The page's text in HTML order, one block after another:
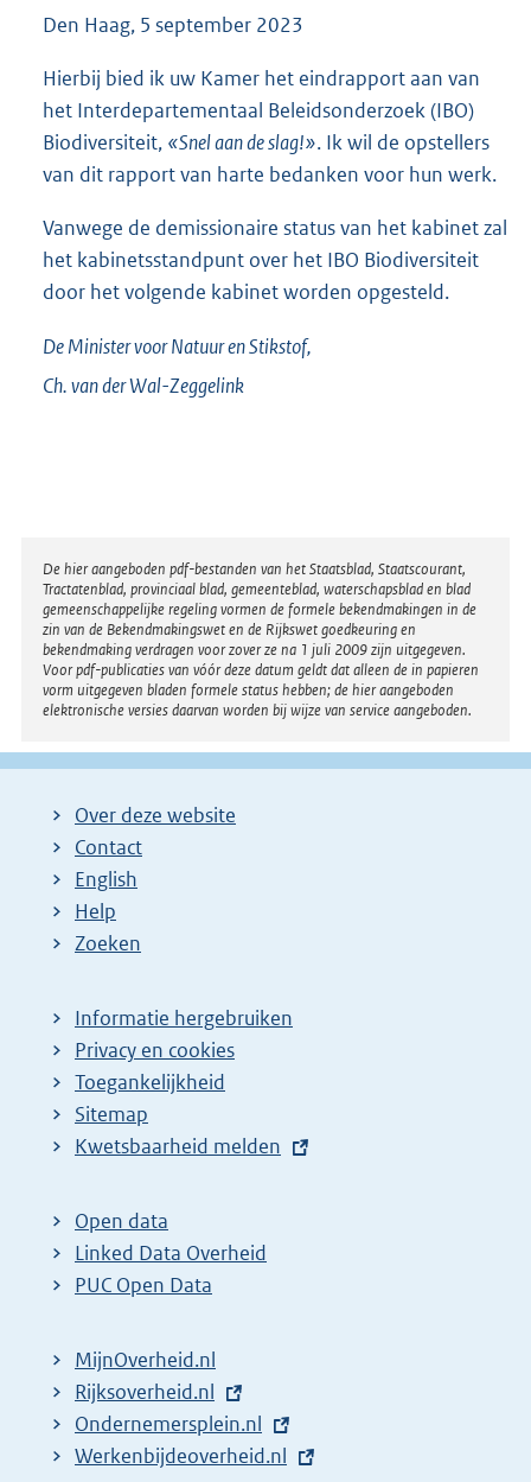
Den Haag, 5 september 2023
Hierbij bied ik uw Kamer het eindrapport aan van
het Interdepartementaal Beleidsonderzoek (IBO)
Biodiversiteit, «Snel aan de slag!». Ik wil de opstellers
van dit rapport van harte bedanken voor hun werk.
Vanwege de demissionaire status van het kabinet zal
het kabinetsstandpunt over het IBO Biodiversiteit
door het volgende kabinet worden opgesteld.
De Minister voor Natuur en Stikstof,
Ch. van derWal-Zeggelink
Disclaimer
De hier aangeboden pdf-bestanden van het Staatsblad, Staatscourant,
Tractatenblad, provinciaal blad, gemeenteblad, waterschapsblad en blad
gemeenschappelijke regeling vormen de formele bekendmakingen in de
zin van de Bekendmakingswet en de Rijkswet goedkeuring en
bekendmaking verdragen voor zover ze na 1 juli 2009 zijn uitgegeven.
Voor pdf-publicaties van vóór deze datum geldt dat alleen de in papieren
vorm uitgegeven bladen formele status hebben; de hier aangeboden
elektronische versies daarvan worden bij wijze van service aangeboden.
Over deze website
Contact
English
Help
Zoeken
Informatie hergebruiken
Privacy en cookies
Toegankelijkheid
Sitemap
E
t
e
r
l
i
n
k
Kwetsbaarheid melden
Open data
Linked Data Overheid
PUC Open Data
MijnOverheid.nl
E
x
t
Rijksoverheid.nl
E
x
Ondernemersplein.nl
E
Werkenbijdeoverheid.nl